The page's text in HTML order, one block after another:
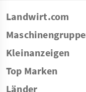
Landwirt.com
Kleinanzeigen
Top Marken
Länder